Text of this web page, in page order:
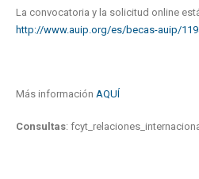
La convocatoria y la solicitud online
http://www.auip.org/es/becas-auip/
Más información AQUÍ
Consultas: